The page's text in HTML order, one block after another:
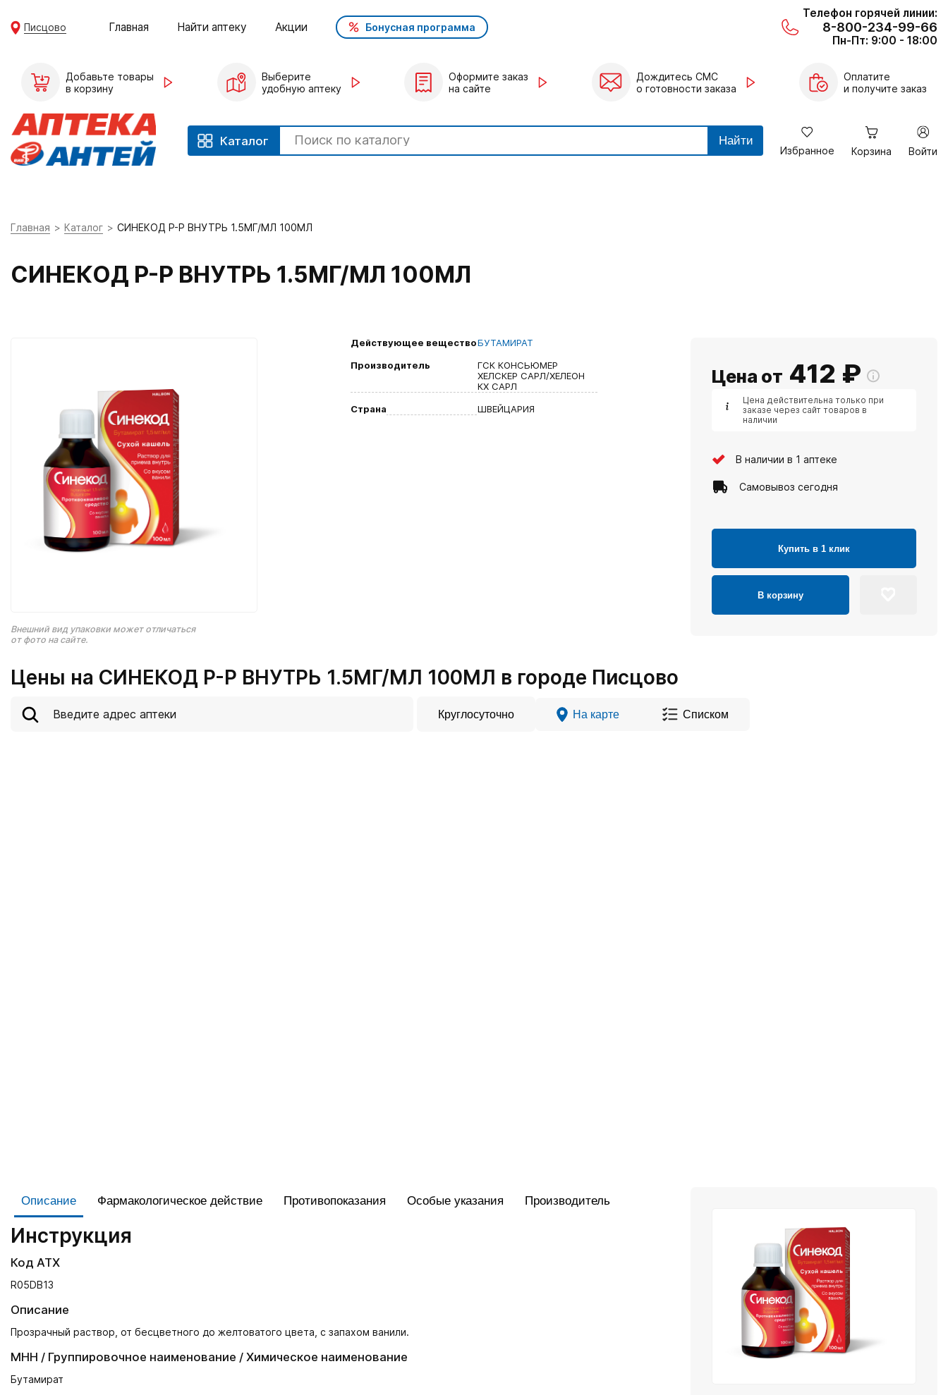
Писцово Главная Найти аптеку Акции Бонусная программа
Телефон горячей линии:
8-800-234-99-66
Пн-Пт: 9:00 - 18:00
Добавьте товары
в корзину
Выберите
удобную аптеку
Оформите заказ
на сайте
Дождитесь СМС
о готовности заказа
Оплатите
и получите заказ
Каталог Найти
Избранное Корзина Войти
Главная Каталог СИНЕКОД Р-Р ВНУТРЬ 1.5МГ/МЛ 100МЛ
СИНЕКОД Р-Р ВНУТРЬ 1.5МГ/МЛ 100МЛ
Внешний вид упаковки может отличаться
от фото на сайте.
Действующее веществоБУТАМИРАТ
Производитель
ГСК КОНСЬЮМЕР
ХЕЛСКЕР САРЛ/ХЕЛЕОН
КХ САРЛ
Страна
ШВЕЙЦАРИЯ
Цена от 412 ₽
Цена действительна только при
заказе через сайт товаров в
наличии
В наличии в 1 аптеке
Самовывоз сегодня
Купить в 1 клик
В корзину
Цены на СИНЕКОД Р-Р ВНУТРЬ 1.5МГ/МЛ 100МЛ в городе Писцово
Круглосуточно На карте Списком
Описание Фармакологическое действие Противопоказания Особые указания Производитель
Инструкция
Код АТХ
R05DB13
Описание
Прозрачный раствор, от бесцветного до желтоватого цвета, с запахом ванили.
МНН / Группировочное наименование / Химическое наименование
Бутамират